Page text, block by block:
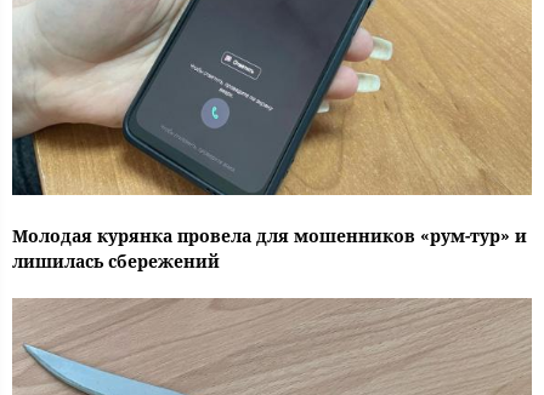
Молодая курянка провела для мошенников «рум-тур» и
лишилась сбережений